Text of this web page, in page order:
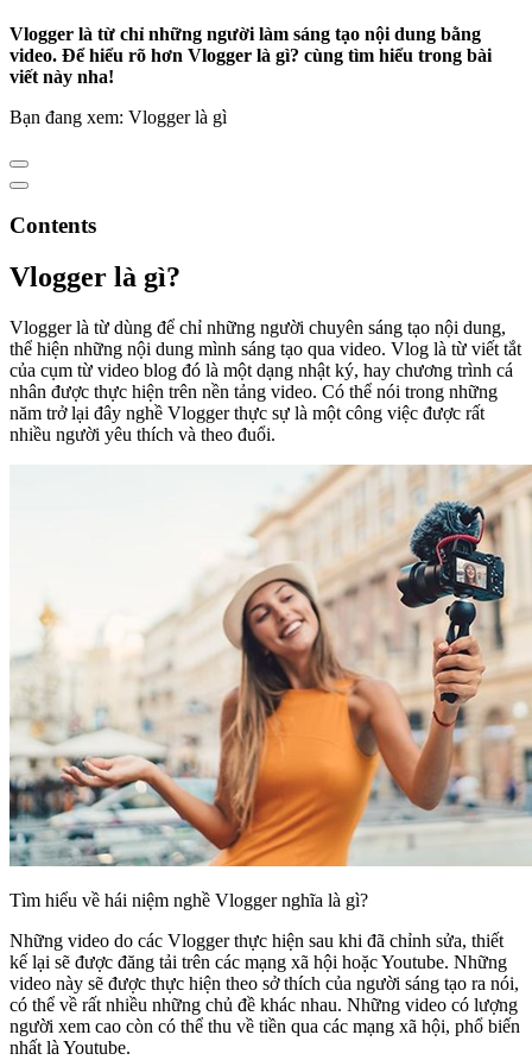
Vlogger là từ chỉ những người làm sáng tạo nội dung bằng
video. Để hiểu rõ hơn Vlogger là gì? cùng tìm hiểu trong bài
viết này nha!
Bạn đang xem: Vlogger là gì
Contents
Vlogger là gì?
Vlogger là từ dùng để chỉ những người chuyên sáng tạo nội dung,
thể hiện những nội dung mình sáng tạo qua video. Vlog là từ viết tắt
của cụm từ video blog đó là một dạng nhật ký, hay chương trình cá
nhân được thực hiện trên nền tảng video. Có thể nói trong những
năm trở lại đây nghề Vlogger thực sự là một công việc được rất
nhiều người yêu thích và theo đuổi.
Tìm hiểu về hái niệm nghề Vlogger nghĩa là gì?
Những video do các Vlogger thực hiện sau khi đã chỉnh sửa, thiết
kế lại sẽ được đăng tải trên các mạng xã hội hoặc Youtube. Những
video này sẽ được thực hiện theo sở thích của người sáng tạo ra nói,
có thể về rất nhiều những chủ đề khác nhau. Những video có lượng
người xem cao còn có thể thu về tiền qua các mạng xã hội, phổ biến
nhất là Youtube.